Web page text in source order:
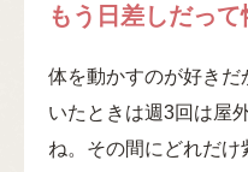
もう日差しだって
体を動かすのが好きだ
いたときは週3回は屋
ね。その間にどれだ